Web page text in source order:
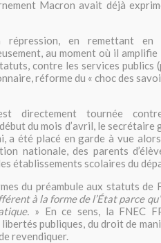
Macron avait déjà
répression, en remettant
au moment où il
contre les services publics
réforme du « choc des
directement tournée contre
du mois d’avril, le secrétaire
a été placé en garde à vue
nationale, des parents
établissements scolaires du
du préambule aux statuts de
à la forme de l’État parce
» En ce sens, la FNEC
publiques, du droit de
revendiquer.